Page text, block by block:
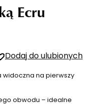
Ecru
Dodaj do ulubionych
widoczna na pierwszy
obwodu – idealne